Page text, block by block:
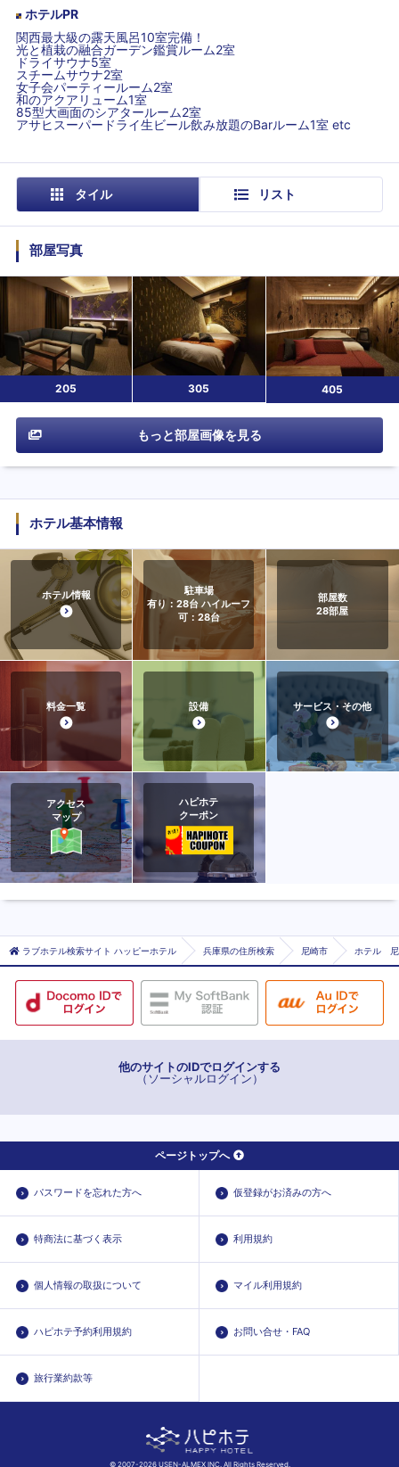
ホテルPR
関西最大級の露天風呂10室完備！
光と植栽の融合ガーデン鑑賞ルーム2室
ドライサウナ5室
スチームサウナ2室
女子会パーティールーム2室
和のアクアリューム1室
85型大画面のシアタールーム2室
アサヒスーパードライ生ビール飲み放題のBarルーム1室 etc
タイル リスト
部屋写真
205 305 405
もっと部屋画像を見る
ホテル基本情報
ホテル情報
駐車場
有り：28台 ハイルーフ
可：28台
部屋数
28部屋
料金一覧 設備 サービス・その他
アクセス
マップ
ハピホテ
クーポン
ラブホテル検索サイト ハッピーホテル 兵庫県の住所検索 尼崎市 ホテル 尼
他のサイトのIDでログインする
（ソーシャルログイン）
ページトップへ
パスワードを忘れた方へ 仮登録がお済みの方へ
特商法に基づく表示 利用規約
個人情報の取扱について マイル利用規約
ハピホテ予約利用規約 お問い合せ・FAQ
旅行業約款等
© 2007-2026 USEN-ALMEX INC. All Rights Reserved.